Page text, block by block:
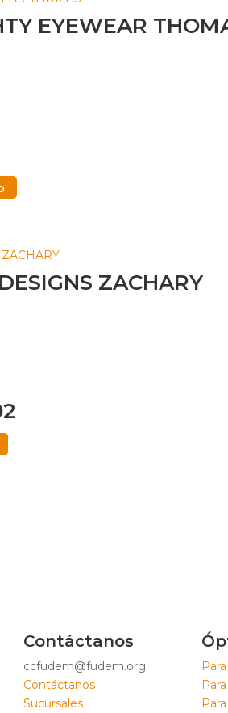
EYEWEAR
ZACHARY
Contáctanos
ccfudem@fudem.org
Contáctanos
Sucursales